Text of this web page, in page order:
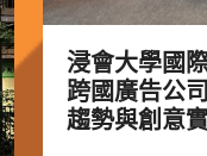
浸會大學國
跨國廣告公
趨勢與創意